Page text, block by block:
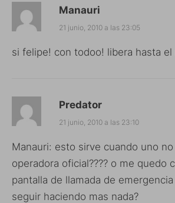
Manauri
21 junio, 2010 a las 23:05
si felipe! con todoo! libera hasta el
Predator
21 junio, 2010 a las 23:10
Manauri: esto sirve cuando uno
operadora oficial???? o me quedo
pantalla de llamada de
seguir haciendo mas nada?